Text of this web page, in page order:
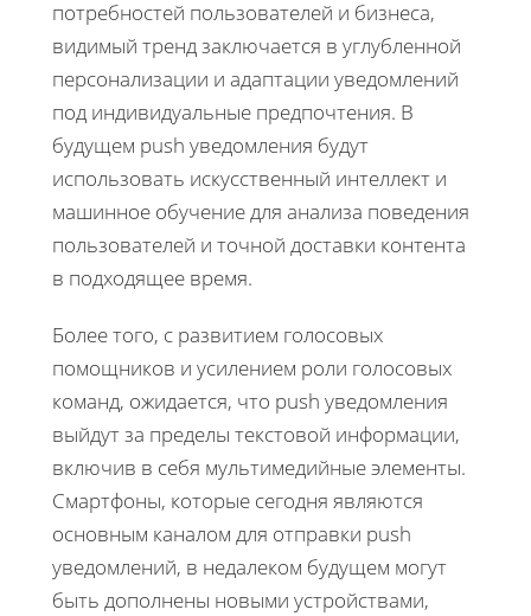
потребностей пользователей и бизнеса,
видимый тренд заключается в углубленной
персонализации и адаптации уведомлений
под индивидуальные предпочтения. В
будущем push уведомления будут
использовать искусственный интеллект и
машинное обучение для анализа поведения
пользователей и точной доставки контента
в подходящее время.
Более того, с развитием голосовых
помощников и усилением роли голосовых
команд, ожидается, что push уведомления
выйдут за пределы текстовой информации,
включив в себя мультимедийные элементы.
Смартфоны, которые сегодня являются
основным каналом для отправки push
уведомлений, в недалеком будущем могут
быть дополнены новыми устройствами,